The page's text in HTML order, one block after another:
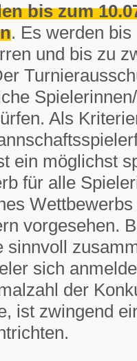
bis zum
. Es werden
und bis zu
Als
ein möglichst
für alle
vorgesehen.
sinnvoll
sich
der
ist zwingend